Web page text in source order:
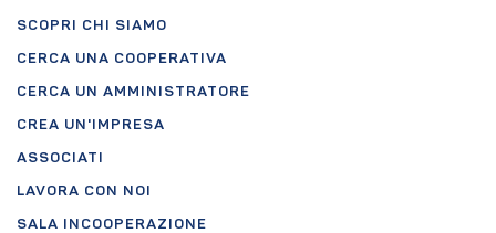
SCOPRI CHI SIAMO
CERCA UNA COOPERATIVA
CERCA UN AMMINISTRATORE
CREA UN'IMPRESA
ASSOCIATI
LAVORA CON NOI
SALA INCOOPERAZIONE